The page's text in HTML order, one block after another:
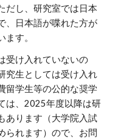
だし、研究室では日本
、日本語が喋れた方が
す。
受け入れていないの
究生としては受け入れ
留学生等の公的な奨学
は、2025年度以降は研
あります（大学院入試
られます）ので、お問